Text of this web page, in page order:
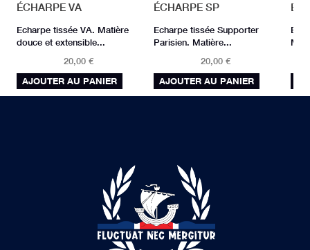
ÉCHARPE VA
Echarpe tissée VA. Matière
douce et extensible...
20,00 €
AJOUTER AU PANIER
ÉCHARPE SP
Echarpe tissée Supporter
Parisien. Matière...
20,00 €
AJOUTER AU PANIER